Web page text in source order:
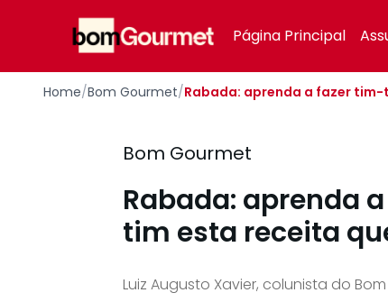
Página Principal
Home/Bom Gourmet/Rabada: aprenda a fazer
Bom Gourmet
Rabada: aprenda
tim esta receita
Luiz Augusto Xavier, colunista do